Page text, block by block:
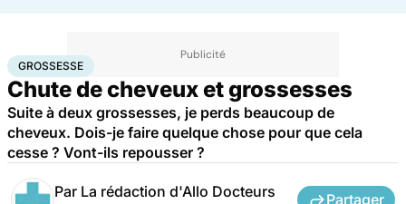
AccueilFamille Grossesse Grossesse
GROSSESSE
Chute de cheveux et grossesses
Suite à deux grossesses, je perds beaucoup de
cheveux. Dois-je faire quelque chose pour que cela
cesse ? Vont-ils repousser ?
Par La rédaction d'Allo Docteurs Partager